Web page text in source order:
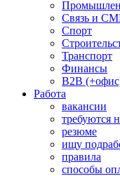
Связь и
Спорт
Транспорт
Финансы
B2B
Работа
вакансии
требуются
резюме
ищу
правила
способы